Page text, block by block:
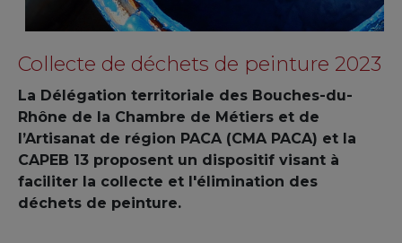
Collecte de déchets de peinture 2023
La Délégation territoriale des Bouches-du-
Rhône de la Chambre de Métiers et de
l’Artisanat de région PACA (CMA PACA) et la
CAPEB 13 proposent un dispositif visant à
faciliter la collecte et l'élimination des
déchets de peinture.